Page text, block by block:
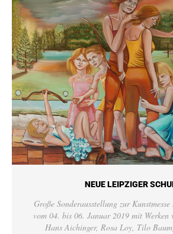
NEUE LEIPZIGER
Große Sonderausstellung zur
vom 04. bis 06. Januar 2019 mit Werken
Hans Aichinger, Rosa Loy, Tilo